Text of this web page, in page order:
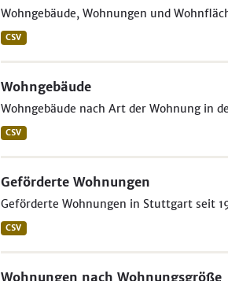
Wohngebäude, Wohnungen und
CSV
Wohngebäude
Wohngebäude nach Art der Wohnung in
CSV
Geförderte Wohnungen
Geförderte Wohnungen in Stuttgart seit
CSV
Wohnungen nach Wohnungsgröße